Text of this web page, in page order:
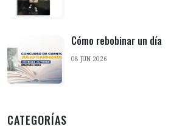
Cómo rebobinar un día
08 JUN 2026
CATEGORÍAS